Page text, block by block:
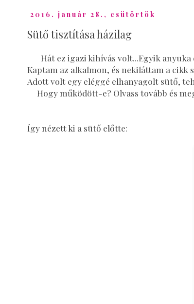
2016. január 28., csütörtök
Sütő tisztítása házilag
Hát ez igazi kihívás volt...Egyik anyuka
Kaptam az alkalmon, és nekiláttam a
Adott volt egy eléggé elhanyagolt sütő,
Hogy működött-e? Olvass tovább és
Így nézett ki a sütő előtte: